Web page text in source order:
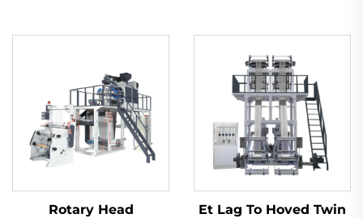
Rotary Head
Et Lag To Hoved Twin